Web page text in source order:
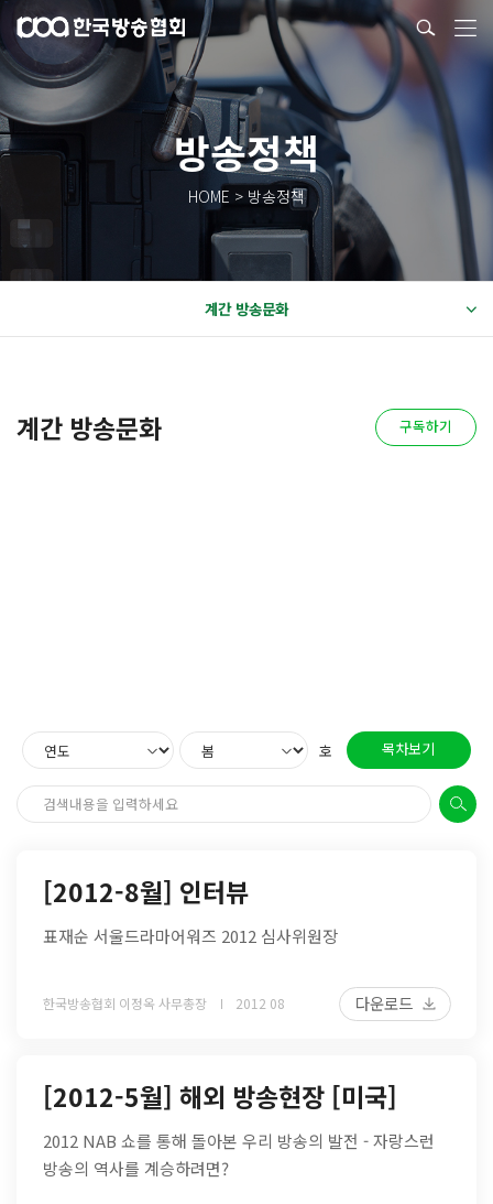
방송정책
HOME > 방송정책
계간 방송문화
계간 방송문화 구독하기
호 목차보기
[2012-8월] 인터뷰
표재순 서울드라마어워즈 2012 심사위원장
한국방송협회 이정옥 사무총장 2012 08 다운로드
[2012-5월] 해외 방송현장 [미국]
2012 NAB 쇼를 통해 돌아본 우리 방송의 발전 - 자랑스런
방송의 역사를 계승하려면?